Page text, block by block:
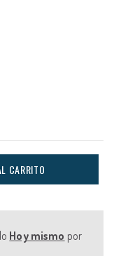
CARRITO
Hoy mismo por